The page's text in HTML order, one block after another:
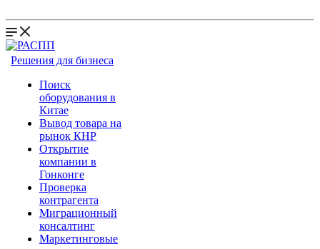
Решения для бизнеса
Поиск
оборудования в
Китае
Вывод товара на
рынок КНР
Открытие
компании в
Гонконге
Проверка
контрагента
Миграционный
консалтинг
Маркетинговые